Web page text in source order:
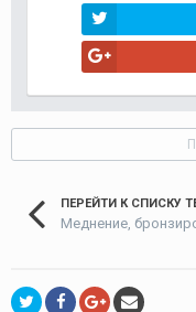
ПЕРЕЙТИ К СПИСКУ
Меднение,